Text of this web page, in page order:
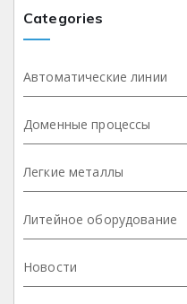
Categories
Автоматические линии
Доменные процессы
Легкие металлы
Литейное оборудование
Новости